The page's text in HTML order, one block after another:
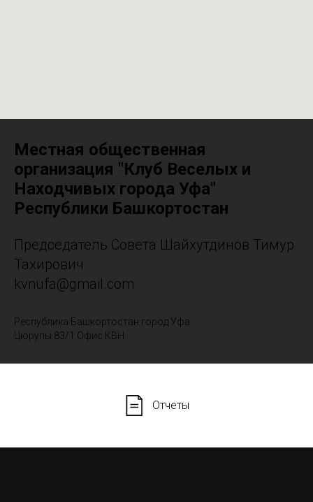
Местная общественная
организация "Клуб Веселых и
Находчивых города Уфа"
Республики Башкортостан
Председатель Совета Шайхутдинов Тимур
Тахирович
kvnufa@gmail.com
Республика Башкортостан город Уфа
Цюрупы 83/1 Офис КВН
Отчеты